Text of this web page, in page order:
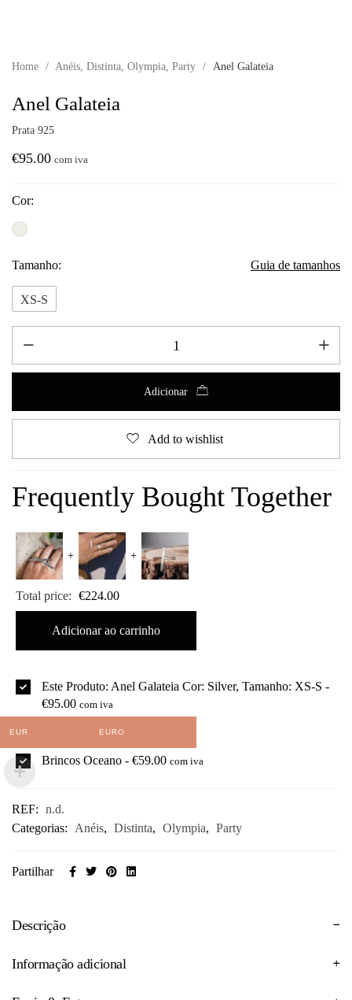
Home / Anéis, Distinta, Olympia, Party / Anel Galateia
Anel Galateia
Prata 925
€95.00 com iva
Cor:
Tamanho: Guia de tamanhos
XS-S
Adicionar
Add to wishlist
Frequently Bought Together
+ +
Total price: €224.00
Adicionar ao carrinho
Este Produto: Anel Galateia Cor: Silver, Tamanho: XS-S -
€95.00 com iva
Colar Héstia-€70.00
Brincos Oceano - €59.00 com iva
REF: n.d.
Categorias:
Anéis, Distinta, Olympia, Party
Partilhar
Descrição
Informação adicional
EUR EURO